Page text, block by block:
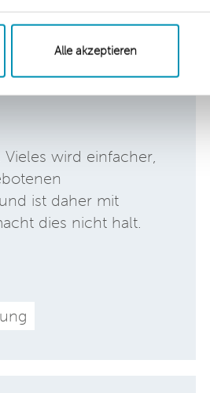
Alle akzeptieren
wird einfacher,
ist daher mit
dies nicht halt.